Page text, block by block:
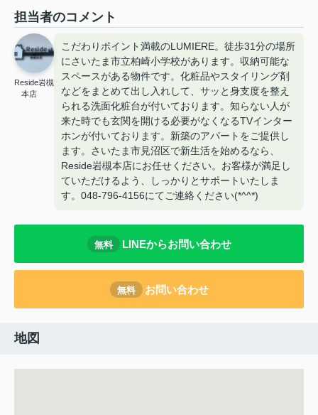
担当者のコメント
Reside岩槻
本店
こだわりポイント満載のLUMIERE。徒歩31分の場所
にさいたま市立柏崎小学校があります。収納可能な
スペースがある物件です。化粧品やスタイリング剤
などをまとめて出し入れして、サッと身支度を整え
られる洗面化粧台が付いております。知らない人が
来た時でも玄関を開ける必要がなくなるTVインター
ホンが付いております。新築のアパートをご提供し
ます。さいたま市見沼区で新生活を始めるなら、
Reside岩槻本店にお任せください。お客様が満足し
ていただけるよう、しっかりとサポートいたしま
す。048-796-4156にてご連絡ください(*^^*)
無料 LINEからお問い合わせ
無料 お問い合わせ
地図